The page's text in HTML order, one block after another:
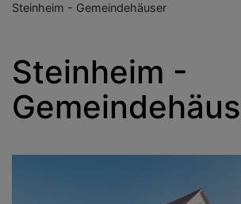
Steinheim - Gemeindehäuser
Steinheim -